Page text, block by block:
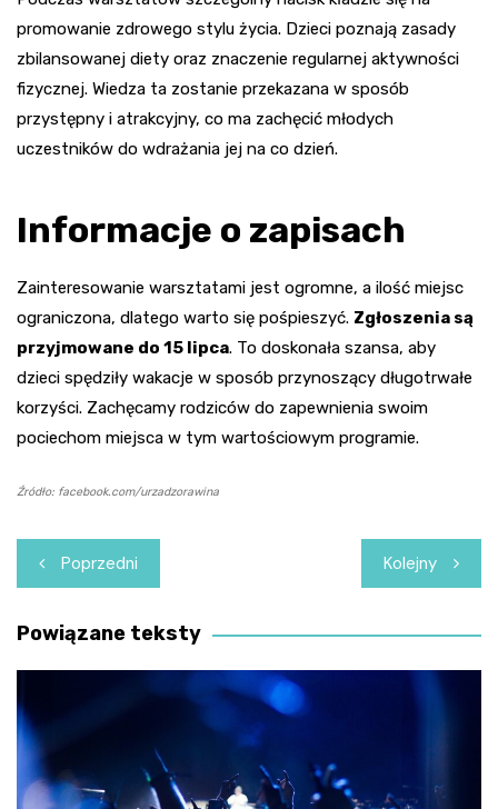
promowanie zdrowego stylu życia. Dzieci poznają zasady
zbilansowanej diety oraz znaczenie regularnej aktywności
fizycznej. Wiedza ta zostanie przekazana w sposób
przystępny i atrakcyjny, co ma zachęcić młodych
uczestników do wdrażania jej na co dzień.
Informacje o zapisach
Zainteresowanie warsztatami jest ogromne, a ilość miejsc
ograniczona, dlatego warto się pośpieszyć. Zgłoszenia są
przyjmowane do 15 lipca. To doskonała szansa, aby
dzieci spędziły wakacje w sposób przynoszący długotrwałe
korzyści. Zachęcamy rodziców do zapewnienia swoim
pociechom miejsca w tym wartościowym programie.
Źródło: facebook.com/urzadzorawina
Nawigacja
wpisu
Poprzedni Kolejny
Powiązane teksty